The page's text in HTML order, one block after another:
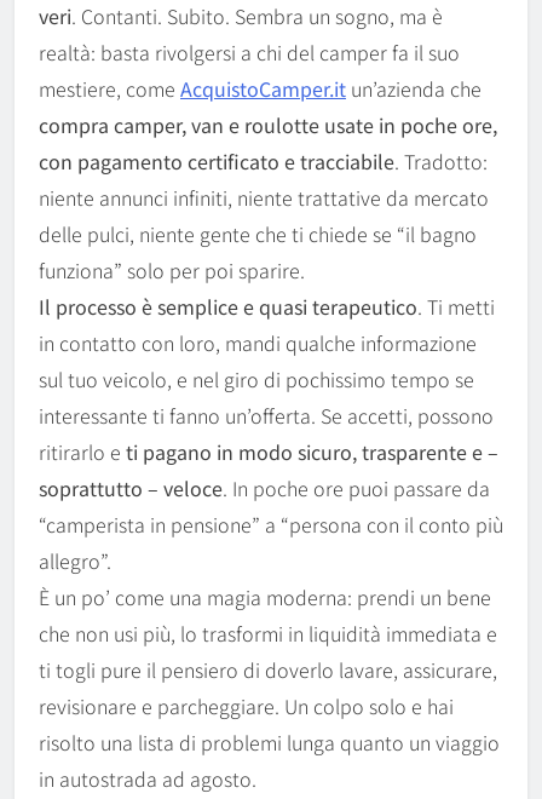
veri. Contanti. Subito. Sembra un sogno, ma è
realtà: basta rivolgersi a chi del camper fa il suo
mestiere, come AcquistoCamper.it un’azienda che
compra camper, van e roulotte usate in poche ore,
con pagamento certificato e tracciabile. Tradotto:
niente annunci infiniti, niente trattative da mercato
delle pulci, niente gente che ti chiede se “il bagno
funziona” solo per poi sparire.
Il processo è semplice e quasi terapeutico. Ti metti
in contatto con loro, mandi qualche informazione
sul tuo veicolo, e nel giro di pochissimo tempo se
interessante ti fanno un’offerta. Se accetti, possono
ritirarlo e ti pagano in modo sicuro, trasparente e –
soprattutto – veloce. In poche ore puoi passare da
“camperista in pensione” a “persona con il conto più
allegro”.
È un po’ come una magia moderna: prendi un bene
che non usi più, lo trasformi in liquidità immediata e
ti togli pure il pensiero di doverlo lavare, assicurare,
revisionare e parcheggiare. Un colpo solo e hai
risolto una lista di problemi lunga quanto un viaggio
in autostrada ad agosto.